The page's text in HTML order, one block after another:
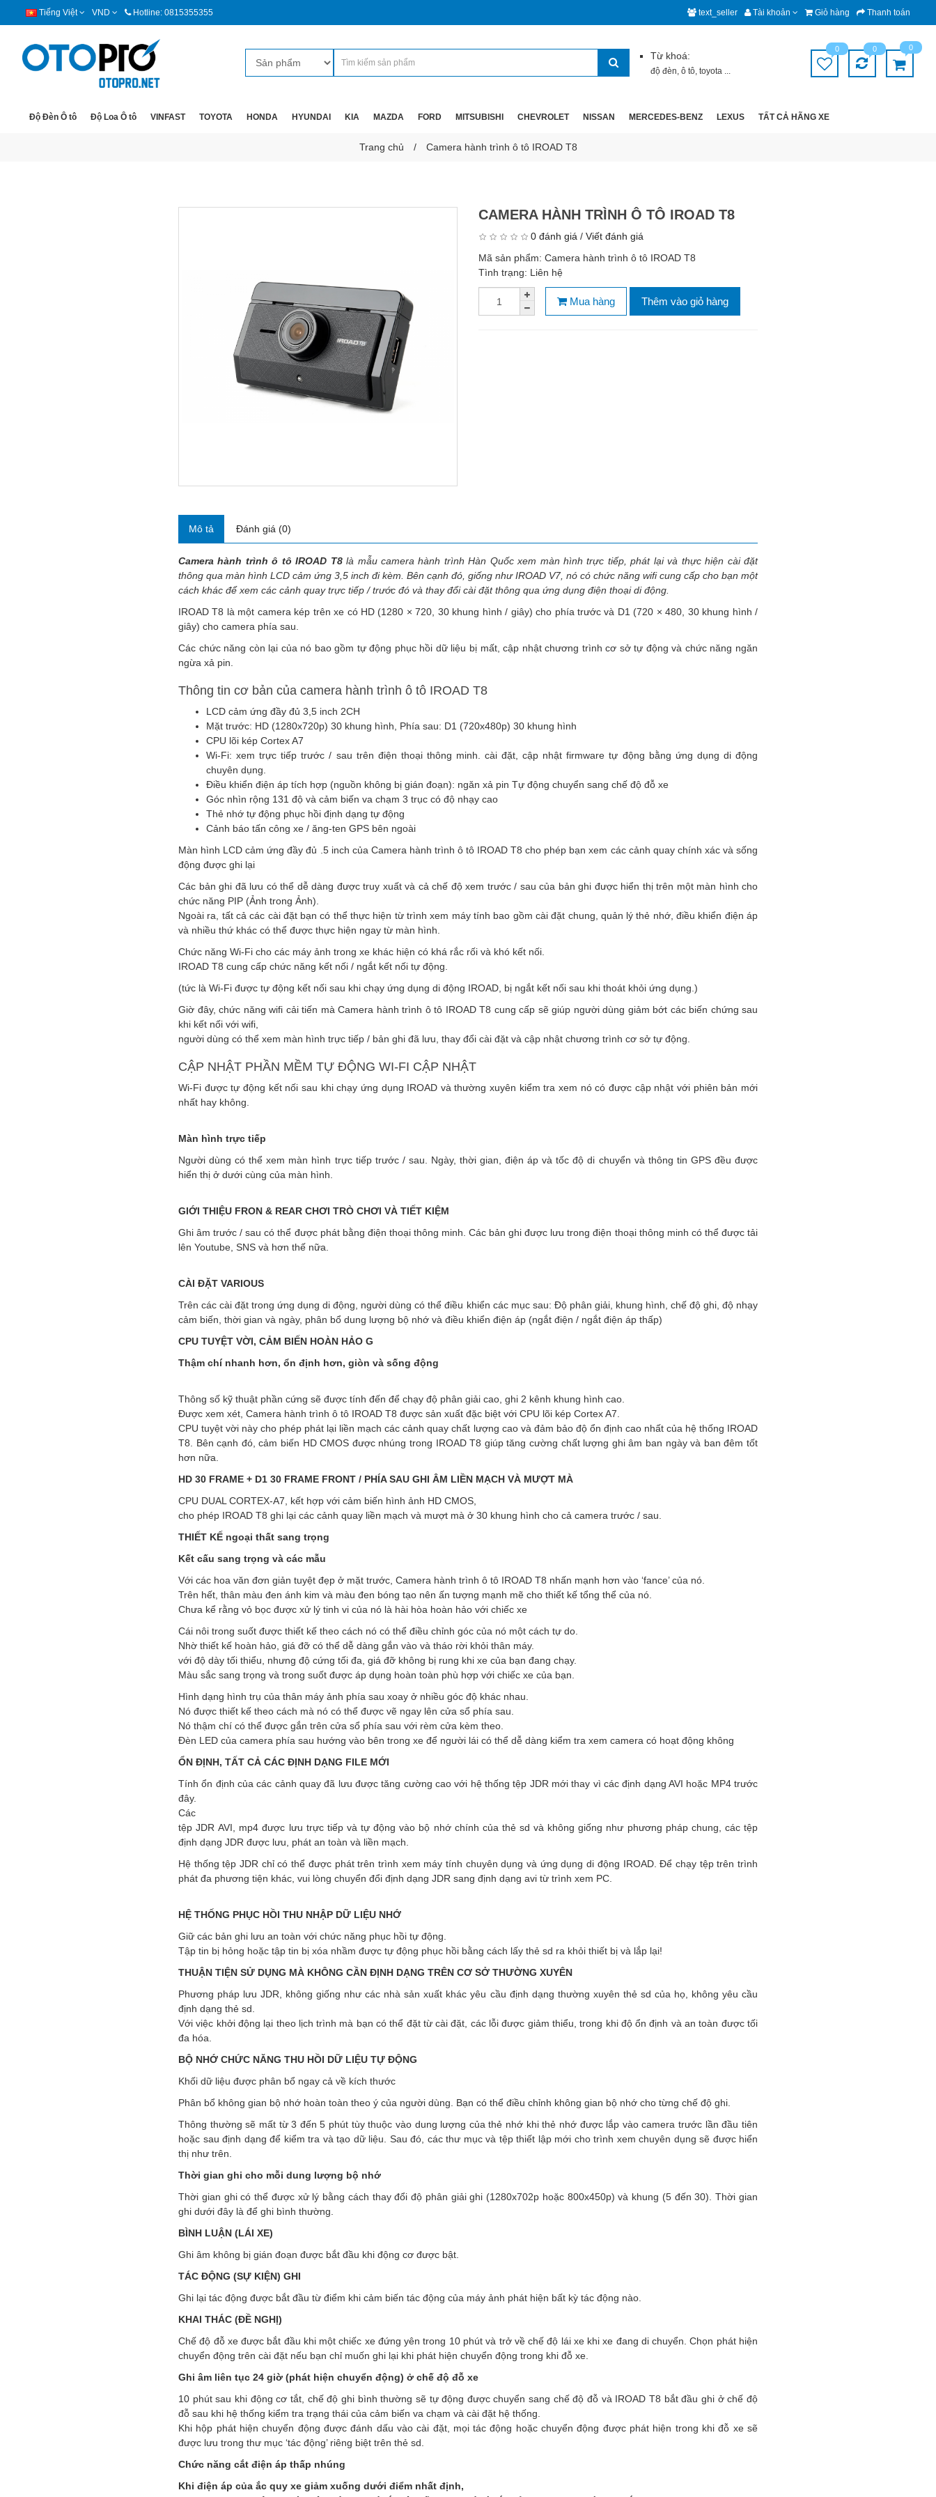
Tiếng Việt VND Hotline: 0815355355 text_seller Tài khoản Giỏ hàng Thanh toán
Từ khoá:
độ đèn,ô tô,toyota ...
0 0 0
Độ Đèn Ô tô Độ Loa Ô tô VINFAST TOYOTA HONDA HYUNDAI KIA MAZDA FORD MITSUBISHI CHEVROLET NISSAN MERCEDES-BENZ LEXUS TẤT CẢ HÃNG XE
Trang chủ Camera hành trình ô tô IROAD T8
CAMERA HÀNH TRÌNH Ô TÔ IROAD T8
0 đánh giá / Viết đánh giá
Mã sản phẩm: Camera hành trình ô tô IROAD T8
Tình trạng: Liên hệ
Mua hàng Thêm vào giỏ hàng
Mô tả Đánh giá (0)
Camera hành trình ô tô IROAD T8là mẫu camera hành trình Hàn Quốc xem màn hình trực tiếp, phát lại và thực hiện cài đặt
thông qua màn hình LCD cảm ứng 3,5 inch đi kèm. Bên cạnh đó, giống như IROAD V7, nó có chức năng wifi cung cấp cho bạn một
cách khác để xem các cảnh quay trực tiếp / trước đó và thay đổi cài đặt thông qua ứng dụng điện thoại di động.
IROAD T8 là một camera kép trên xe có HD (1280 × 720, 30 khung hình / giây) cho phía trước và D1 (720 × 480, 30 khung hình /
giây) cho camera phía sau.
Các chức năng còn lại của nó bao gồm tự động phục hồi dữ liệu bị mất, cập nhật chương trình cơ sở tự động và chức năng ngăn
ngừa xả pin.
Thông tin cơ bản của camera hành trình ô tô IROAD T8
LCD cảm ứng đầy đủ 3,5 inch 2CH
Mặt trước: HD (1280x720p) 30 khung hình, Phía sau: D1 (720x480p) 30 khung hình
CPU lõi kép Cortex A7
Wi-Fi: xem trực tiếp trước / sau trên điện thoại thông minh. cài đặt, cập nhật firmware tự động bằng ứng dụng di động
chuyên dụng.
Điều khiển điện áp tích hợp (nguồn không bị gián đoạn): ngăn xả pin Tự động chuyển sang chế độ đỗ xe
Góc nhìn rộng 131 độ và cảm biến va chạm 3 trục có độ nhạy cao
Thẻ nhớ tự động phục hồi định dạng tự động
Cảnh báo tấn công xe / ăng-ten GPS bên ngoài
Màn hình LCD cảm ứng đầy đủ .5 inch của Camera hành trình ô tô IROAD T8 cho phép bạn xem các cảnh quay chính xác và sống
động được ghi lại
Các bản ghi đã lưu có thể dễ dàng được truy xuất và cả chế độ xem trước / sau của bản ghi được hiển thị trên một màn hình cho
chức năng PIP (Ảnh trong Ảnh).
Ngoài ra, tất cả các cài đặt bạn có thể thực hiện từ trình xem máy tính bao gồm cài đặt chung, quản lý thẻ nhớ, điều khiển điện áp
và nhiều thứ khác có thể được thực hiện ngay từ màn hình.
Chức năng Wi-Fi cho các máy ảnh trong xe khác hiện có khá rắc rối và khó kết nối.
IROAD T8 cung cấp chức năng kết nối / ngắt kết nối tự động.
(tức là Wi-Fi được tự động kết nối sau khi chạy ứng dụng di động IROAD, bị ngắt kết nối sau khi thoát khỏi ứng dụng.)
Giờ đây, chức năng wifi cải tiến mà Camera hành trình ô tô IROAD T8 cung cấp sẽ giúp người dùng giảm bớt các biến chứng sau
khi kết nối với wifi,
người dùng có thể xem màn hình trực tiếp / bản ghi đã lưu, thay đổi cài đặt và cập nhật chương trình cơ sở tự động.
CẬP NHẬT PHẦN MỀM TỰ ĐỘNG WI-FI CẬP NHẬT
Wi-Fi được tự động kết nối sau khi chạy ứng dụng IROAD và thường xuyên kiểm tra xem nó có được cập nhật với phiên bản mới
nhất hay không.
Màn hình trực tiếp
Người dùng có thể xem màn hình trực tiếp trước / sau. Ngày, thời gian, điện áp và tốc độ di chuyển và thông tin GPS đều được
hiển thị ở dưới cùng của màn hình.
GIỚI THIỆU FRON & REAR CHƠI TRÒ CHƠI VÀ TIẾT KIỆM
Ghi âm trước / sau có thể được phát bằng điện thoại thông minh. Các bản ghi được lưu trong điện thoại thông minh có thể được tải
lên Youtube, SNS và hơn thế nữa.
CÀI ĐẶT VARIOUS
Trên các cài đặt trong ứng dụng di động, người dùng có thể điều khiển các mục sau: Độ phân giải, khung hình, chế độ ghi, độ nhạy
cảm biến, thời gian và ngày, phân bổ dung lượng bộ nhớ và điều khiển điện áp (ngắt điện / ngắt điện áp thấp)
CPU TUYỆT VỜI, CẢM BIẾN HOÀN HẢO G
Thậm chí nhanh hơn, ổn định hơn, giòn và sống động
Thông số kỹ thuật phần cứng sẽ được tính đến để chạy độ phân giải cao, ghi 2 kênh khung hình cao.
Được xem xét, Camera hành trình ô tô IROAD T8 được sản xuất đặc biệt với CPU lõi kép Cortex A7.
CPU tuyệt vời này cho phép phát lại liền mạch các cảnh quay chất lượng cao và đảm bảo độ ổn định cao nhất của hệ thống IROAD
T8. Bên cạnh đó, cảm biến HD CMOS được nhúng trong IROAD T8 giúp tăng cường chất lượng ghi âm ban ngày và ban đêm tốt
hơn nữa.
HD 30 FRAME + D1 30 FRAME FRONT / PHÍA SAU GHI ÂM LIỀN MẠCH VÀ MƯỢT MÀ
CPU DUAL CORTEX-A7, kết hợp với cảm biến hình ảnh HD CMOS,
cho phép IROAD T8 ghi lại các cảnh quay liền mạch và mượt mà ở 30 khung hình cho cả camera trước / sau.
THIẾT KẾ ngoại thất sang trọng
Kết cấu sang trọng và các mẫu
Với các hoa văn đơn giản tuyệt đẹp ở mặt trước, Camera hành trình ô tô IROAD T8 nhấn mạnh hơn vào ‘fance’ của nó.
Trên hết, thân màu đen ánh kim và màu đen bóng tạo nên ấn tượng mạnh mẽ cho thiết kế tổng thể của nó.
Chưa kể rằng vỏ bọc được xử lý tinh vi của nó là hài hòa hoàn hảo với chiếc xe
Cái nôi trong suốt được thiết kế theo cách nó có thể điều chỉnh góc của nó một cách tự do.
Nhờ thiết kế hoàn hảo, giá đỡ có thể dễ dàng gắn vào và tháo rời khỏi thân máy.
với độ dày tối thiểu, nhưng độ cứng tối đa, giá đỡ không bị rung khi xe của bạn đang chạy.
Màu sắc sang trọng và trong suốt được áp dụng hoàn toàn phù hợp với chiếc xe của bạn.
Hình dạng hình trụ của thân máy ảnh phía sau xoay ở nhiều góc độ khác nhau.
Nó được thiết kế theo cách mà nó có thể được vẽ ngay lên cửa sổ phía sau.
Nó thậm chí có thể được gắn trên cửa sổ phía sau với rèm cửa kèm theo.
Đèn LED của camera phía sau hướng vào bên trong xe để người lái có thể dễ dàng kiểm tra xem camera có hoạt động không
ỔN ĐỊNH, TẤT CẢ CÁC ĐỊNH DẠNG FILE MỚI
Tính ổn định của các cảnh quay đã lưu được tăng cường cao với hệ thống tệp JDR mới thay vì các định dạng AVI hoặc MP4 trước
đây.
Các
tệp JDR AVI, mp4 được lưu trực tiếp và tự động vào bộ nhớ chính của thẻ sd và không giống như phương pháp chung, các tệp
định dạng JDR được lưu, phát an toàn và liền mạch.
Hệ thống tệp JDR chỉ có thể được phát trên trình xem máy tính chuyên dụng và ứng dụng di động IROAD. Để chạy tệp trên trình
phát đa phương tiện khác, vui lòng chuyển đổi định dạng JDR sang định dạng avi từ trình xem PC.
HỆ THỐNG PHỤC HỒI THU NHẬP DỮ LIỆU NHỚ
Giữ các bản ghi lưu an toàn với chức năng phục hồi tự động.
Tập tin bị hỏng hoặc tập tin bị xóa nhầm được tự động phục hồi bằng cách lấy thẻ sd ra khỏi thiết bị và lắp lại!
THUẬN TIỆN SỬ DỤNG MÀ KHÔNG CẦN ĐỊNH DẠNG TRÊN CƠ SỞ THƯỜNG XUYÊN
Phương pháp lưu JDR, không giống như các nhà sản xuất khác yêu cầu định dạng thường xuyên thẻ sd của họ, không yêu cầu
định dạng thẻ sd.
Với việc khởi động lại theo lịch trình mà bạn có thể đặt từ cài đặt, các lỗi được giảm thiểu, trong khi độ ổn định và an toàn được tối
đa hóa.
BỘ NHỚ CHỨC NĂNG THU HỒI DỮ LIỆU TỰ ĐỘNG
Khối dữ liệu được phân bổ ngay cả về kích thước
Phân bổ không gian bộ nhớ hoàn toàn theo ý của người dùng. Bạn có thể điều chỉnh không gian bộ nhớ cho từng chế độ ghi.
Thông thường sẽ mất từ 3 đến 5 phút tùy thuộc vào dung lượng của thẻ nhớ khi thẻ nhớ được lắp vào camera trước lần đầu tiên
hoặc sau định dạng để kiểm tra và tạo dữ liệu. Sau đó, các thư mục và tệp thiết lập mới cho trình xem chuyên dụng sẽ được hiển
thị như trên.
Thời gian ghi cho mỗi dung lượng bộ nhớ
Thời gian ghi có thể được xử lý bằng cách thay đổi độ phân giải ghi (1280x702p hoặc 800x450p) và khung (5 đến 30). Thời gian
ghi dưới đây là để ghi bình thường.
BÌNH LUẬN (LÁI XE)
Ghi âm không bị gián đoạn được bắt đầu khi động cơ được bật.
TÁC ĐỘNG (SỰ KIỆN) GHI
Ghi lại tác động được bắt đầu từ điểm khi cảm biến tác động của máy ảnh phát hiện bất kỳ tác động nào.
KHAI THÁC (ĐỀ NGHỊ)
Chế độ đỗ xe được bắt đầu khi một chiếc xe đứng yên trong 10 phút và trở về chế độ lái xe khi xe đang di chuyển. Chọn phát hiện
chuyển động trên cài đặt nếu bạn chỉ muốn ghi lại khi phát hiện chuyển động trong khi đỗ xe.
Ghi âm liên tục 24 giờ (phát hiện chuyển động) ở chế độ đỗ xe
10 phút sau khi động cơ tắt, chế độ ghi bình thường sẽ tự động được chuyển sang chế độ đỗ và IROAD T8 bắt đầu ghi ở chế độ
đỗ sau khi hệ thống kiểm tra trạng thái của cảm biến va chạm và cài đặt hệ thống.
Khi hộp phát hiện chuyển động được đánh dấu vào cài đặt, mọi tác động hoặc chuyển động được phát hiện trong khi đỗ xe sẽ
được lưu trong thư mục ‘tác động’ riêng biệt trên thẻ sd.
Chức năng cắt điện áp thấp nhúng
Khi điện áp của ắc quy xe giảm xuống dưới điểm nhất định,